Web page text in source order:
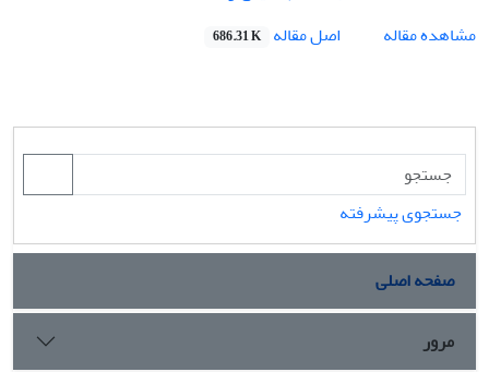
مشاهده مقاله اصل مقاله 686.31 K
جستجوی پیشرفته
صفحه اصلی
مرور